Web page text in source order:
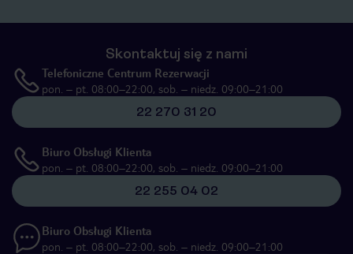
Skontaktuj się z nami
Telefoniczne Centrum Rezerwacji
pon. – pt. 08:00–22:00, sob. – niedz. 09:00–21:00
22 270 31 20
Biuro Obsługi Klienta
pon. – pt. 08:00–22:00, sob. – niedz. 09:00–21:00
22 255 04 02
Biuro Obsługi Klienta
pon. – pt. 08:00–22:00, sob. – niedz. 09:00–21:00